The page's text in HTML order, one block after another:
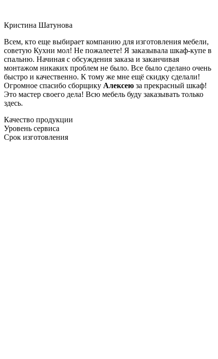
Кристина Шатунова
Всем, кто еще выбирает компанию для изготовления мебели,
советую Кухни мол! Не пожалеете! Я заказывала шкаф-купе в
спальню. Начиная с обсуждения заказа и заканчивая
монтажом никаких проблем не было. Все было сделано очень
быстро и качественно. К тому же мне ещё скидку сделали!
Огромное спасибо сборщику Алексею за прекрасный шкаф!
Это мастер своего дела! Всю мебель буду заказывать только
здесь.
Качество продукции
Уровень сервиса
Срок изготовления